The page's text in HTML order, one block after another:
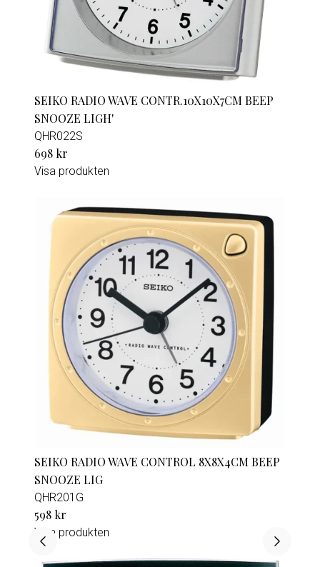
SEIKO RADIO WAVE CONTR.10X10X7CM BEEP
SNOOZE LIGH'
QHR022S
698 kr
Visa produkten
SEIKO RADIO WAVE CONTROL 8X8X4CM BEEP
SNOOZE LIG
QHR201G
598 kr
Visa produkten